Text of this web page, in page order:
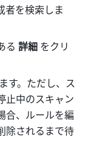
者を検索しま
る 詳細 をクリ
す。ただし、ス
止中のスキャン
合、ルールを編
除されるまで待